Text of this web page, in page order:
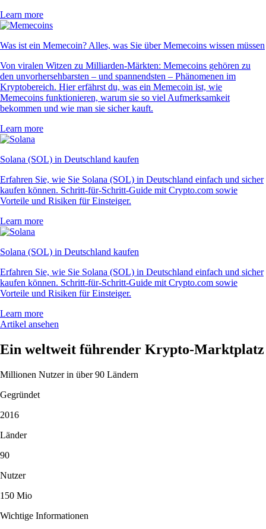
Learn more
Was ist ein Memecoin? Alles, was Sie über Memecoins wissen müssen
Von viralen Witzen zu Milliarden-Märkten: Memecoins gehören zu
den unvorhersehbarsten – und spannendsten – Phänomenen im
Kryptobereich. Hier erfährst du, was ein Memecoin ist, wie
Memecoins funktionieren, warum sie so viel Aufmerksamkeit
bekommen und wie man sie sicher kauft.
Learn more
Solana (SOL) in Deutschland kaufen
Erfahren Sie, wie Sie Solana (SOL) in Deutschland einfach und sicher
kaufen können. Schritt-für-Schritt-Guide mit Crypto.com sowie
Vorteile und Risiken für Einsteiger.
Learn more
Solana (SOL) in Deutschland kaufen
Erfahren Sie, wie Sie Solana (SOL) in Deutschland einfach und sicher
kaufen können. Schritt-für-Schritt-Guide mit Crypto.com sowie
Vorteile und Risiken für Einsteiger.
Learn more
Artikel ansehen
Ein weltweit führender Krypto-Marktplatz
Millionen Nutzer in über 90 Ländern
Gegründet
2016
Länder
90
Nutzer
150 Mio
Wichtige Informationen